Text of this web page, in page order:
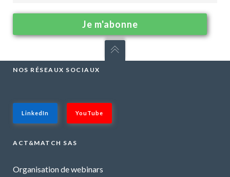
NOS RÉSEAUX SOCIAUX
LinkedIn YouTube
ACT&MATCH SAS
Organisation de webinars